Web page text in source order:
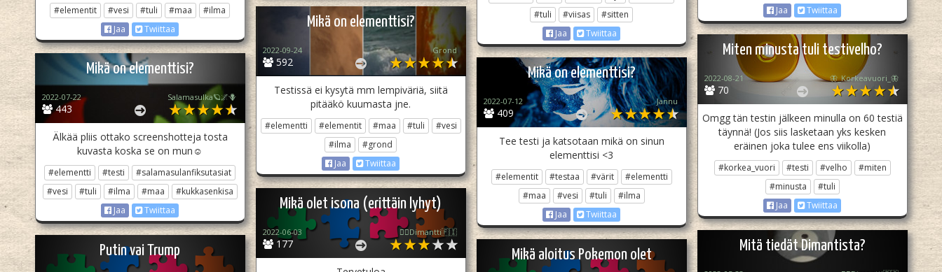
Jaa
Twiittaa
#tuli
#viisas
#sitten
Jaa
Twiittaa
#elementit #vesi #tuli #maa
#ilma
Jaa
Twiittaa Mikä on elementtisi?
592
2022-09-24 Grond
Testissä ei kysytä mm lempiväriä, siitä
pitääkö kuumasta jne.
#elementti #elementit #maa #tuli
#vesi
#ilma
#grond
Jaa
Twiittaa
Miten minusta tuli testivelho?
70
2022-08-21 🦋_Korkeavuori_🦋
Omgg tän testin jälkeen minulla on 60 testiä
täynnä! (Jos siis lasketaan yks kesken
eräinen joka tulee ens viikolla)
#korkea_vuori #testi #velho
#miten
#minusta
#tuli
Jaa
Twiittaa
Mikä on elementtisi?
443
2022-07-22 Salamasulka🪐🌌🪻
Älkää pliis ottako screenshotteja tosta
kuvasta koska se on mun☺️
#elementti #testi
#salamasulanfiksutasiat
#vesi
#tuli #ilma #maa
#kukkasenkisa
Jaa
Twiittaa
Mikä on elementtisi?
409
2022-07-12 Jannu
Tee testi ja katsotaan mikä on sinun
elementtisi <3
#elementit #testaa #värit
#elementti
#maa
#vesi #tuli
#ilma
Jaa
Twiittaa
Mikä olet isona (erittäin lyhyt)
177
2022-06-03 🏳️‍🌈Dimantti🇫🇮
Mitä tiedät Dimantista?
Putin vai Trump Mikä aloitus Pokemon olet